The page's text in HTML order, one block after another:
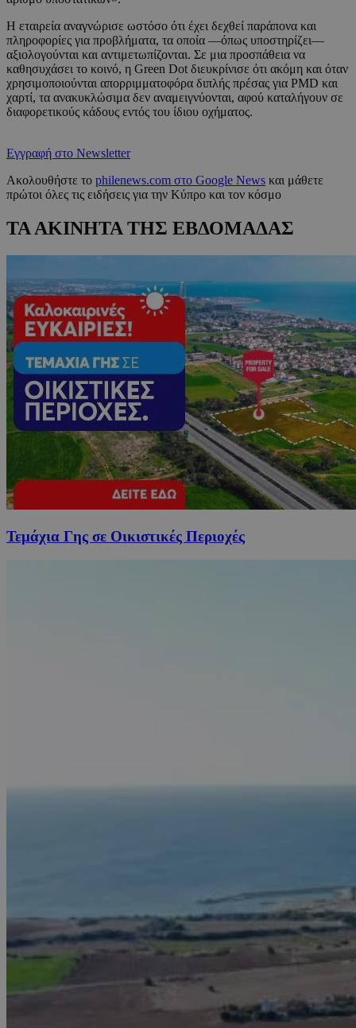
Η εταιρεία αναγνώρισε ωστόσο ότι έχει δεχθεί παράπονα και
πληροφορίες για προβλήματα, τα οποία —όπως υποστηρίζει—
αξιολογούνται και αντιμετωπίζονται. Σε μια προσπάθεια να
καθησυχάσει το κοινό, η Green Dot διευκρίνισε ότι ακόμη και όταν
χρησιμοποιούνται απορριμματοφόρα διπλής πρέσας για PMD και
χαρτί, τα ανακυκλώσιμα δεν αναμειγνύονται, αφού καταλήγουν σε
διαφορετικούς κάδους εντός του ίδιου οχήματος.
Εγγραφή στο Newsletter
Ακολουθήστε το philenews.com στο Google News και μάθετε
πρώτοι όλες τις ειδήσεις για την Κύπρο και τον κόσμο
ΤΑ ΑΚΙΝΗΤΑ ΤΗΣ ΕΒΔΟΜΑΔΑΣ
Τεμάχια Γης σε Οικιστικές Περιοχές